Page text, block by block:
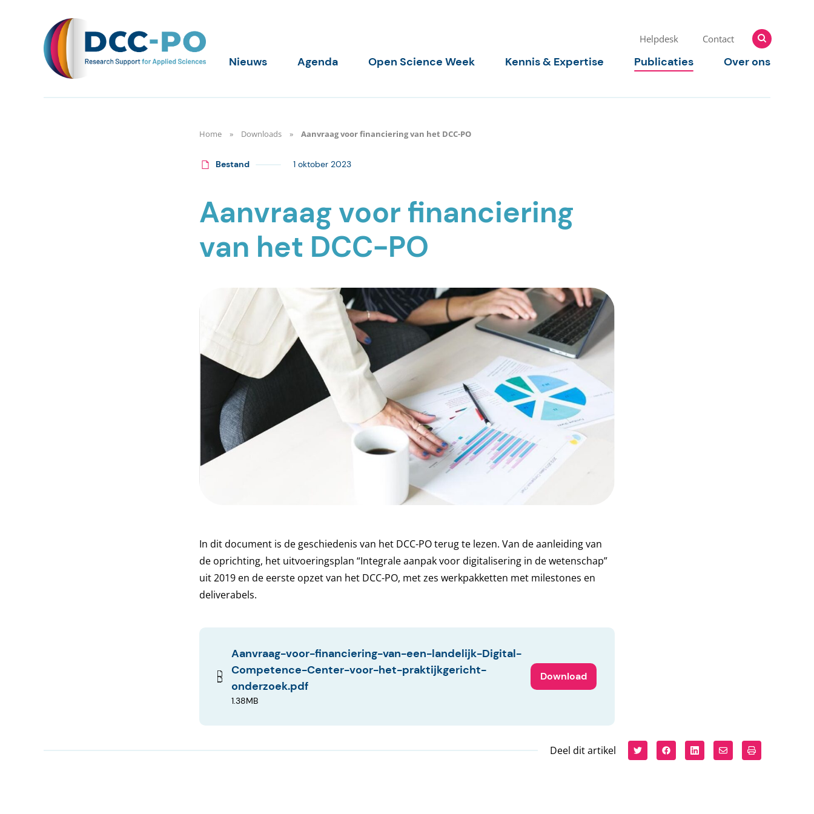
DCC-PO
Helpdesk Contact
Zoeken
naar:
Zoeken
Nieuws Agenda Open Science Week Kennis & Expertise Publicaties Over ons
Home Downloads Aanvraag voor financiering van het DCC-PO
Aanvraag voor financiering
van het DCC-PO
Bestand 1 oktober 2023
In dit document is de geschiedenis van het DCC-PO terug te lezen. Van de aanleiding van
de oprichting, het uitvoeringsplan “Integrale aanpak voor digitalisering in de wetenschap”
uit 2019 en de eerste opzet van het DCC-PO, met zes werkpakketten met milestones en
deliverabels.
Aanvraag-voor-financiering-van-een-landelijk-Digital-
Competence-Center-voor-het-praktijkgericht-
onderzoek.pdf
1.38MB
Download
Deel dit artikel